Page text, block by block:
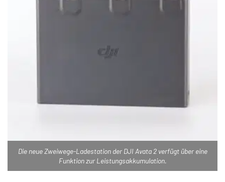
Die neue Zweiwege-Ladestation der DJI Avata 2 verfügt über eine
Funktion zur Leistungsakkumulation.